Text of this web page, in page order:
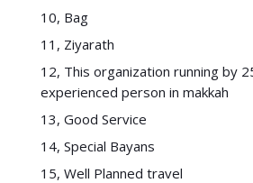
10, Bag
11, Ziyarath
12, This organization running by
experienced person in makkah
13, Good Service
14, Special Bayans
15, Well Planned travel